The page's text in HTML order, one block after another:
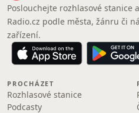
Poslouchejte rozhlasové stanice
Radio.cz podle města, žánru či
zařízení.
PROCHÁZET
Rozhlasové stanice
Podcasty